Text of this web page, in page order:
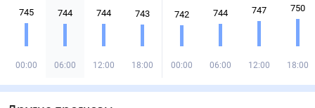
745
00:00
744
06:00
744
12:00
743
18:00
742
00:00
744
06:00
747
12:00
750
18:00